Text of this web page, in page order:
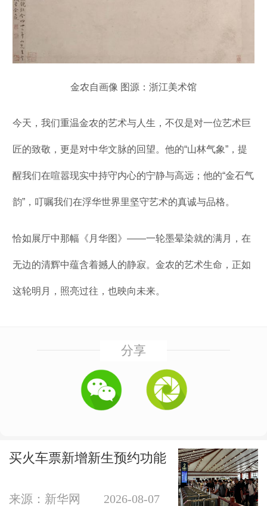
金农自画像 图源：浙江美术馆
今天，我们重温金农的艺术与人生，不仅是对一位艺术巨
匠的致敬，更是对中华文脉的回望。他的“山林气象”，提
醒我们在喧嚣现实中持守内心的宁静与高远；他的“金石气
韵”，叮嘱我们在浮华世界里坚守艺术的真诚与品格。
恰如展厅中那幅《月华图》——一轮墨晕染就的满月，在
无边的清辉中蕴含着撼人的静寂。金农的艺术生命，正如
这轮明月，照亮过往，也映向未来。
分享
买火车票新增新生预约功能
来源：新华网 2026-08-07